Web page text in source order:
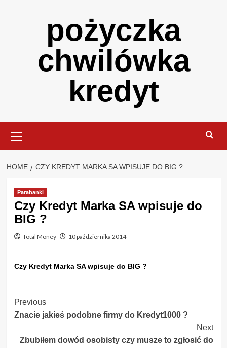
pożyczka
chwilówka
kredyt
Menu
HOME CZY KREDYT MARKA SA WPISUJE DO BIG ?
Parabanki
Czy Kredyt Marka SA wpisuje do
BIG ?
Total Money 10 października 2014
Czy Kredyt Marka SA wpisuje do BIG ?
Post
Navigation
Previous
Znacie jakieś podobne firmy do Kredyt1000 ?
Next
Zbubiłem dowód osobisty czy musze to zgłosić do